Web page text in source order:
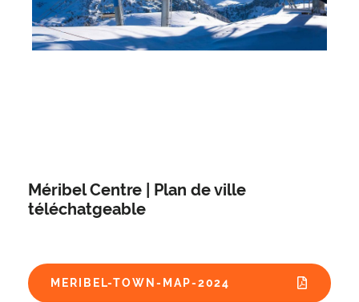
Méribel Centre | Plan de ville
téléchatgeable
MERIBEL-TOWN-MAP-2024